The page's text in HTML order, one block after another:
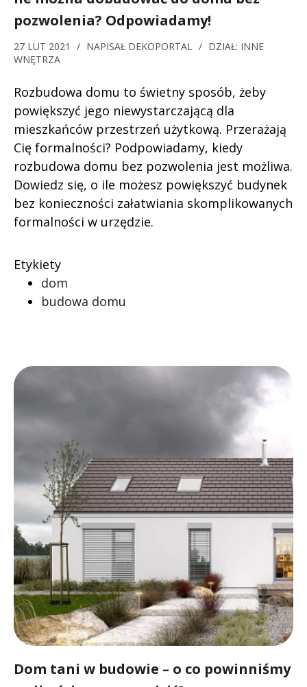
pozwolenia? Odpowiadamy!
27 LUT 2021 / NAPISAŁ DEKOPORTAL / DZIAŁ: INNE
WNĘTRZA
Rozbudowa domu to świetny sposób, żeby
powiększyć jego niewystarczającą dla
mieszkańców przestrzeń użytkową. Przerażają
Cię formalności? Podpowiadamy, kiedy
rozbudowa domu bez pozwolenia jest możliwa.
Dowiedz się, o ile możesz powiększyć budynek
bez konieczności załatwiania skomplikowanych
formalności w urzędzie.
Etykiety
dom
budowa domu
Dom tani w budowie – o co powinniśmy